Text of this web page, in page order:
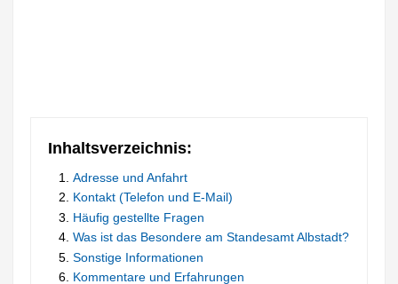
Inhaltsverzeichnis:
Adresse und Anfahrt
Kontakt (Telefon und E-Mail)
Häufig gestellte Fragen
Was ist das Besondere am Standesamt Albstadt?
Sonstige Informationen
Kommentare und Erfahrungen